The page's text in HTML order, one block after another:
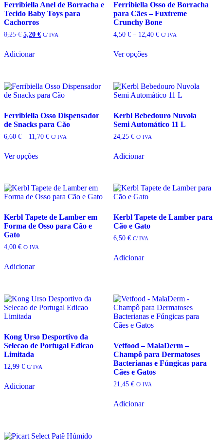
Ferribiella Anel de Borracha e
Tecido Baby Toys para
Cachorros
8,25€ O
era:
5,20 €OC/ IVA
Adicionar
Ferribiella Osso de Borracha
para Cães – Fuxtreme
Crunchy Bone
4,50 € – 12,40 €Price
C/ IVA
Ver opçõesproduct
The
options
be
chosen
on
Ferribiella Osso Dispensador
de Snacks para Cão
6,60 € – 11,70 €Price
C/ IVA
Ver opçõesproduct
The
options
be
chosen
the
Kerbl Bebedouro Nuvola
Semi Automático 11 L
24,25 € C/ IVA
Adicionar
Kerbl Tapete de Lamber em
Forma de Osso para Cão e
Gato
4,00 € C/ IVA
Adicionar
Kerbl Tapete de Lamber para
Cão e Gato
6,50 € C/ IVA
Adicionar
Kong Urso Desportivo da
Selecao de Portugal Edicao
Limitada
12,99 € C/ IVA
Adicionar
Vetfood – MalaDerm –
Champô para Dermatoses
Bacterianas e Fúngicas para
Cães e Gatos
21,45 € C/ IVA
Adicionar